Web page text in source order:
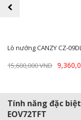
Lò nướng CANZY CZ-
15,600,000 VND
prev
Tính năng đặc
EOV72TFT